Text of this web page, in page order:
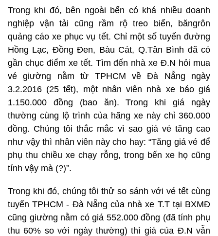
Trong khi đó, bên ngoài bến có khá nhiều doanh
nghiệp vận tải cũng rầm rộ treo biển, băngrôn
quảng cáo xe phục vụ tết. Chỉ một số tuyến đường
Hồng Lạc, Đồng Đen, Bàu Cát, Q.Tân Bình đã có
gần chục điểm xe tết. Tìm đến nhà xe Đ.N hỏi mua
vé giường nằm từ TPHCM về Đà Nẵng ngày
3.2.2016 (25 tết), một nhân viên nhà xe báo giá
1.150.000 đồng (bao ăn). Trong khi giá ngày
thường cùng lộ trình của hãng xe này chỉ 360.000
đồng. Chúng tôi thắc mắc vì sao giá vé tăng cao
như vậy thì nhân viên này cho hay: “Tăng giá vé để
phụ thu chiều xe chạy rỗng, trong bến xe họ cũng
tính vậy mà (?)”.
Trong khi đó, chúng tôi thử so sánh với vé tết cùng
tuyến TPHCM - Đà Nẵng của nhà xe T.T tại BXMĐ
cũng giường nằm có giá 552.000 đồng (đã tính phụ
thu 60% so với ngày thường) thì giá của Đ.N vẫn